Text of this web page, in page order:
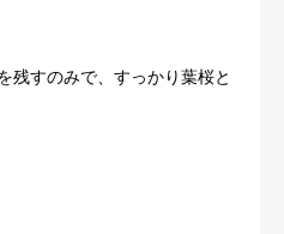
残すのみで、すっかり葉桜と